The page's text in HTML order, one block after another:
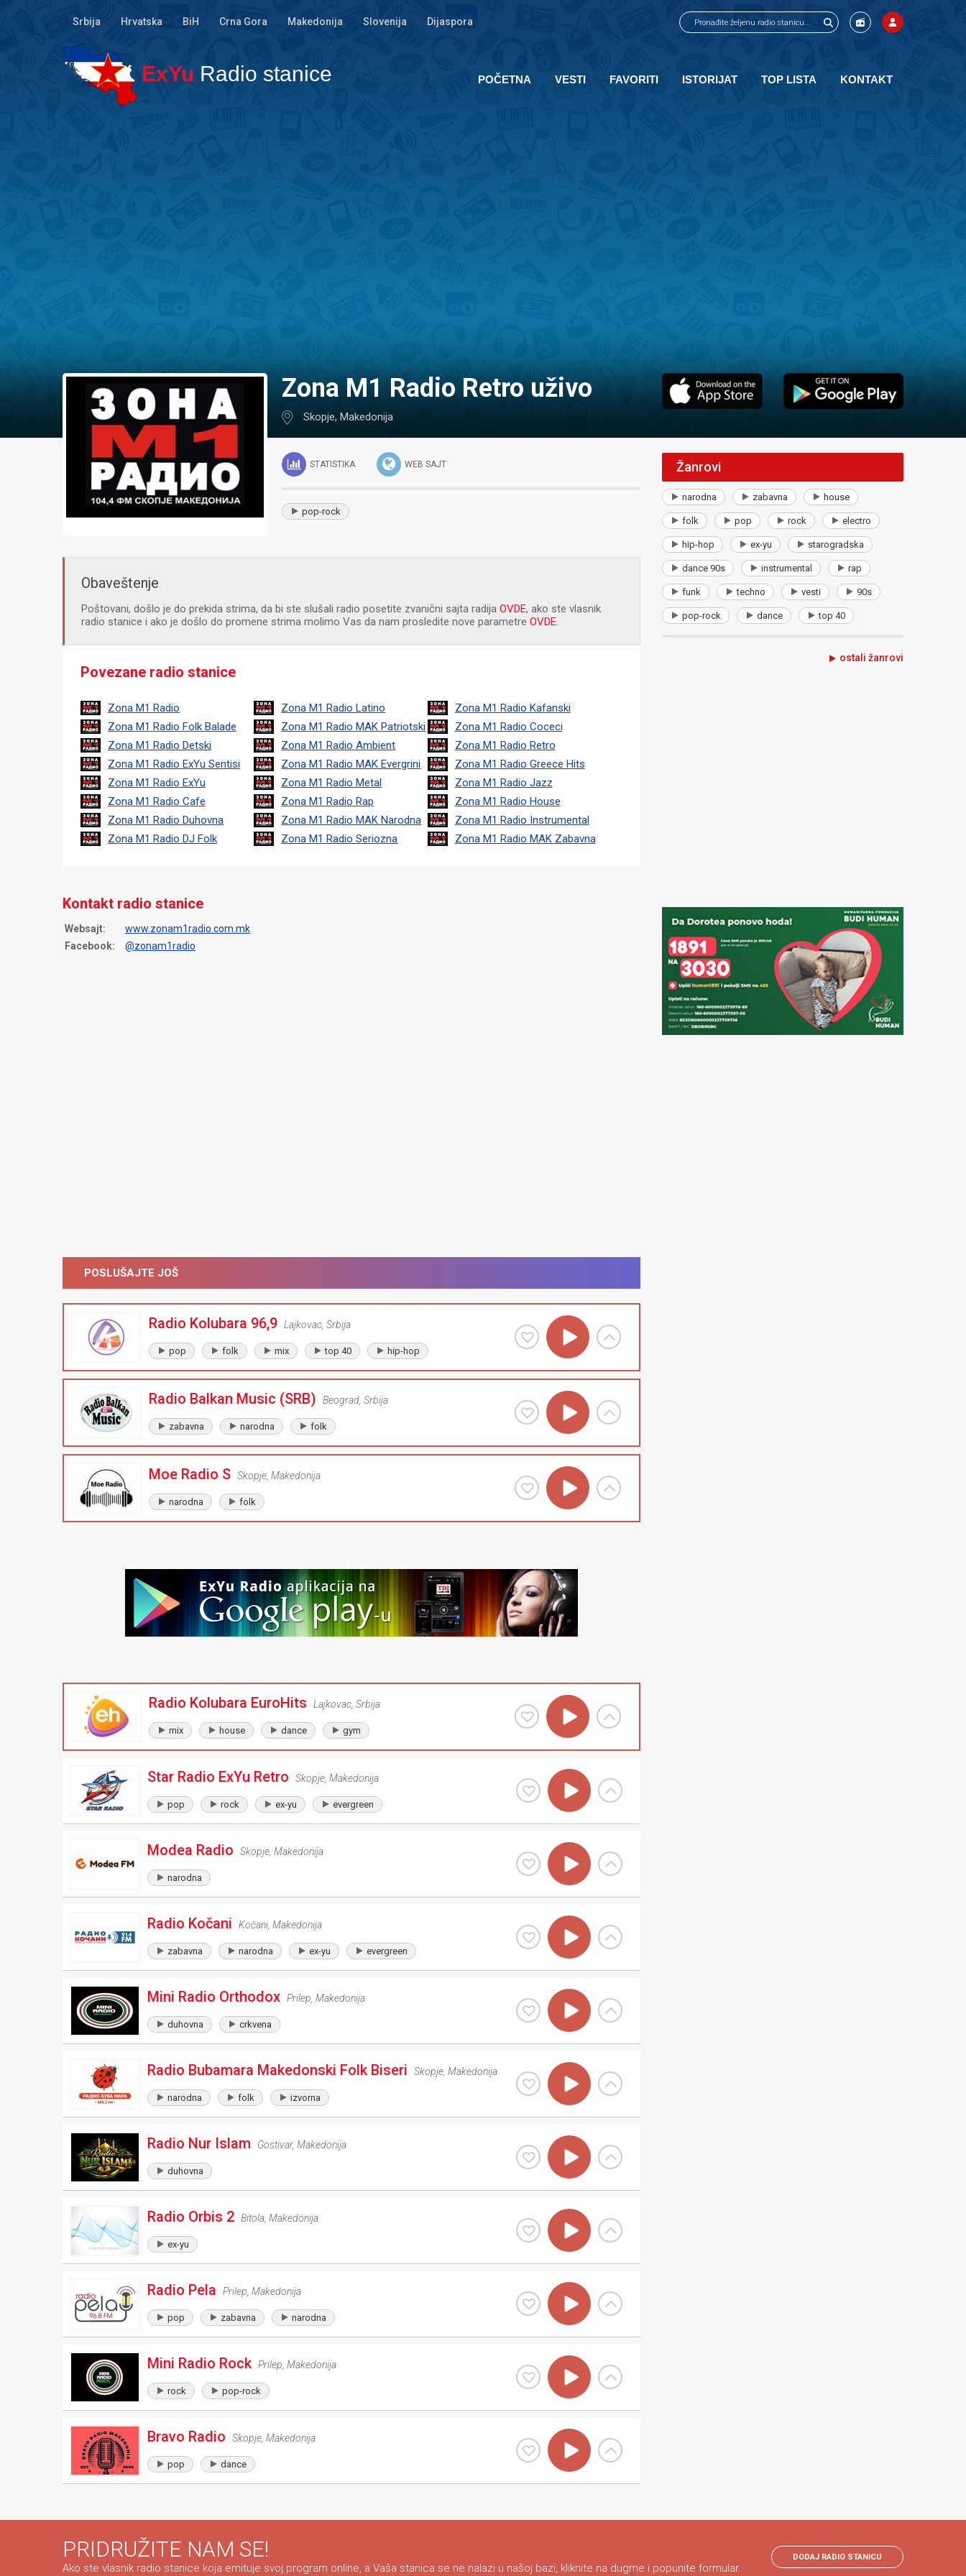
Srbija Hrvatska BiH Crna Gora Makedonija Slovenija Dijaspora
ExYu Radio stanice POČETNA VESTI FAVORITI ISTORIJAT TOP LISTA KONTAKT
Zona M1 Radio Retro uživo
Skopje, Makedonija
STATISTIKA WEB SAJT
pop-rock
Obaveštenje
Poštovani, došlo je do prekida strima, da bi ste slušali radio posetite zvanični sajta radija OVDE, ako ste vlasnik
radio stanice i ako je došlo do promene strima molimo Vas da nam prosledite nove parametre OVDE.
Povezane radio stanice
Zona M1 Radio Zona M1 Radio Latino
Zona M1 Radio Kafanski
Zona M1 Radio Folk Balade
Zona M1 Radio MAK Patriotski
Zona M1 Radio Coceci
Zona M1 Radio Detski
Zona M1 Radio Ambient
Zona M1 Radio Retro
Zona M1 Radio ExYu Sentisi
Zona M1 Radio MAK Evergrini
Zona M1 Radio Greece Hits
Zona M1 Radio ExYu
Zona M1 Radio Metal
Zona M1 Radio Jazz
Zona M1 Radio Cafe
Zona M1 Radio Rap
Zona M1 Radio House
Zona M1 Radio Duhovna
Zona M1 Radio MAK Narodna
Zona M1 Radio Instrumental
Zona M1 Radio DJ Folk
Zona M1 Radio Seriozna Zona M1 Radio MAK Zabavna
Kontakt radio stanice
Websajt:
www.zonam1radio.com.mk
Facebook:
@zonam1radio
POSLUŠAJTE JOŠ
Radio Kolubara 96,9 Lajkovac Srbija
pop folk mix top 40 hip-hop
Radio Balkan Music (SRB) Beograd Srbija
zabavna narodna folk
Moe Radio S Skopje Makedonija
narodna folk
Radio Kolubara EuroHits Lajkovac Srbija
mix house dance gym
Star Radio ExYu Retro Skopje Makedonija
pop rock ex-yu evergreen
Modea Radio Skopje Makedonija
narodna
Radio Kočani Kočani Makedonija
zabavna narodna ex-yu evergreen
Mini Radio Orthodox Prilep Makedonija
duhovna crkvena
Radio Bubamara Makedonski Folk Biseri Skopje Makedonija
narodna folk izvorna
Radio Nur Islam Gostivar, Makedonija
duhovna
Radio Orbis 2 Bitola Makedonija
ex-yu
Radio Pela Prilep Makedonija
pop zabavna narodna
Mini Radio Rock Prilep Makedonija
rock pop-rock
Bravo Radio Skopje Makedonija
pop dance
Žanrovi
narodna zabavna house
folk pop rock electro
hip-hop ex-yu starogradska
dance 90s instrumental rap
funk techno vesti 90s
pop-rock dance top 40
ostali žanrovi
PRIDRUŽITE NAM SE!
Ako ste vlasnik radio stanice koja emituje svoj program online, a Vaša stanica se ne nalazi u našoj bazi, kliknite na dugme i popunite formular.
DODAJ RADIO STANICU